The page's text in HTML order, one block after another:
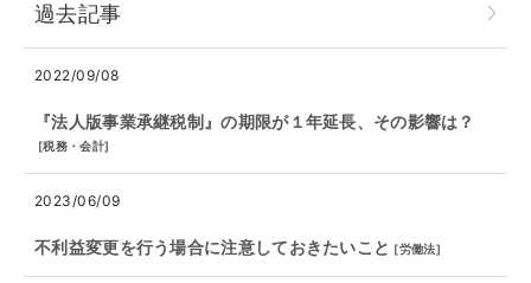
過去記事
2022/09/08
『法人版事業承継税制』の期限が１年延長、その影響は？
[税務・会計]
2023/06/09
不利益変更を行う場合に注意しておきたいこと [労働法]